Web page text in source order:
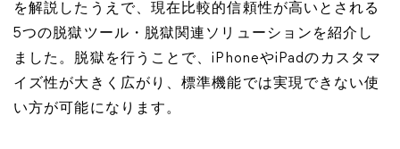
を解説したうえで、現在比較的信頼性が高いとされる
5つの脱獄ツール・脱獄関連ソリューションを紹介し
ました。脱獄を行うことで、iPhoneやiPadのカスタマ
イズ性が大きく広がり、標準機能では実現できない使
い方が可能になります。